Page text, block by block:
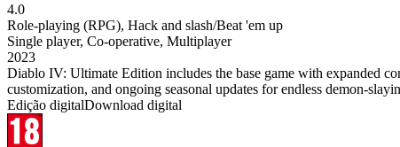
4.0
Role-playing (RPG), Hack and slash/Beat 'em up
Single player, Co-operative, Multiplayer
2023
Diablo IV: Ultimate Edition includes the base game with expanded
customization, and ongoing seasonal updates for endless demon-
Edição digitalDownload digital